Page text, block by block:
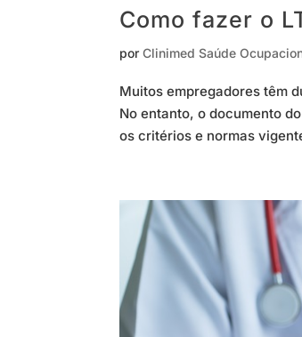
Como fazer o
porClinimed Saúde
Muitos empregadores têm
No entanto, o documento
os critérios e normas